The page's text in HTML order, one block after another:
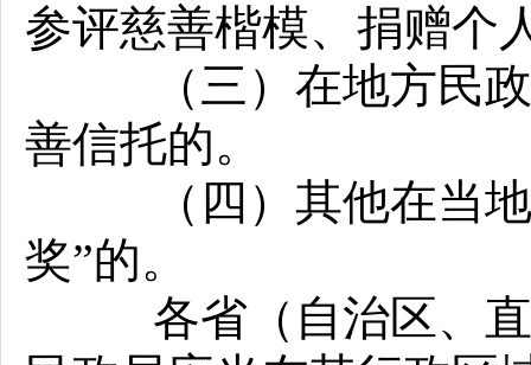
参评慈善楷模、捐赠个
（三）在地方民政
善信托的。
（四）其他在当地
奖”的。
各省（自治区、直